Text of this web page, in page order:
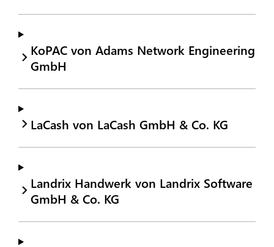
KoPAC von Adams Network Engineering
GmbH
LaCash von LaCash GmbH & Co. KG
Landrix Handwerk von Landrix Software
GmbH & Co. KG